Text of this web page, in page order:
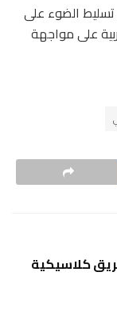
الضوء على
على مواجهة
كلاسيكية